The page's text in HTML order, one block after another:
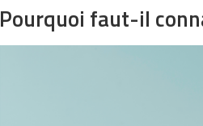
Pourquoi faut-il